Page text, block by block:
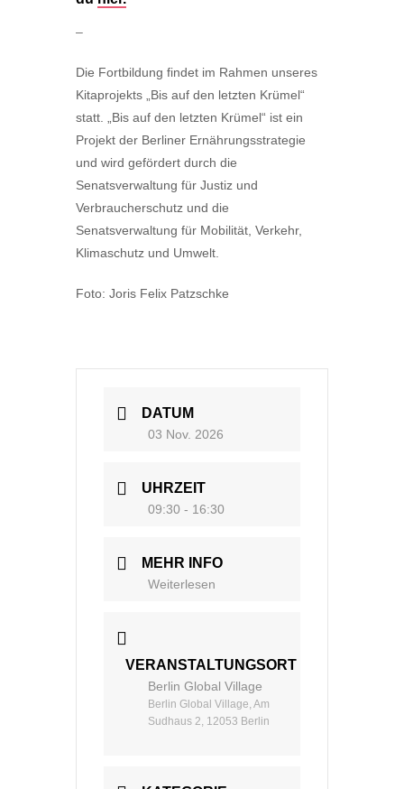
–
Die Fortbildung findet im Rahmen unseres
Kitaprojekts „Bis auf den letzten Krümel“
statt. „Bis auf den letzten Krümel“ ist ein
Projekt der Berliner Ernährungsstrategie
und wird gefördert durch die
Senatsverwaltung für Justiz und
Verbraucherschutz und die
Senatsverwaltung für Mobilität, Verkehr,
Klimaschutz und Umwelt.
Foto: Joris Felix Patzschke
DATUM
03 Nov. 2026
UHRZEIT
09:30 - 16:30
MEHR INFO
Weiterlesen
VERANSTALTUNGSORT
Berlin Global Village
Berlin Global Village, Am
Sudhaus 2, 12053 Berlin